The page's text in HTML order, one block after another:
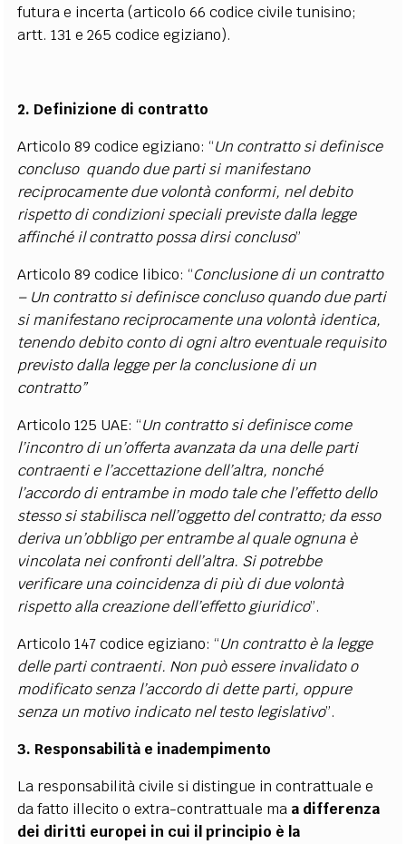
futura e incerta (articolo 66 codice civile tunisino;
artt. 131 e 265 codice egiziano).
2. Definizione di contratto
Articolo 89 codice egiziano: “Un contratto si definisce
concluso quando due parti si manifestano
reciprocamente due volontà conformi, nel debito
rispetto di condizioni speciali previste dalla legge
affinché il contratto possa dirsi concluso”
Articolo 89 codice libico: “Conclusione di un contratto
– Un contratto si definisce concluso quando due parti
si manifestano reciprocamente una volontà identica,
tenendo debito conto di ogni altro eventuale requisito
previsto dalla legge per la conclusione di un
contratto”
Articolo 125 UAE: “Un contratto si definisce come
l’incontro di un’offerta avanzata da una delle parti
contraenti e l’accettazione dell’altra, nonché
l’accordo di entrambe in modo tale che l’effetto dello
stesso si stabilisca nell’oggetto del contratto; da esso
deriva un’obbligo per entrambe al quale ognuna è
vincolata nei confronti dell’altra. Si potrebbe
verificare una coincidenza di più di due volontà
rispetto alla creazione dell’effetto giuridico”.
Articolo 147 codice egiziano: “Un contratto è la legge
delle parti contraenti. Non può essere invalidato o
modificato senza l’accordo di dette parti, oppure
senza un motivo indicato nel testo legislativo”.
3. Responsabilità e inadempimento
La responsabilità civile si distingue in contrattuale e
da fatto illecito o extra-contrattuale ma a differenza
dei diritti europei in cui il principio è la